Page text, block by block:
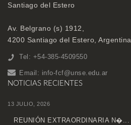
Santiago del Estero
Av. Belgrano (s) 1912,
4200 Santiago del Estero, Argentina
Tel: +54-385-4509550
Email: info-fcf@unse.edu.ar
NOTICIAS RECIENTES
13 JULIO, 2026
REUNIÓN EXTRAORDINARIA N�...